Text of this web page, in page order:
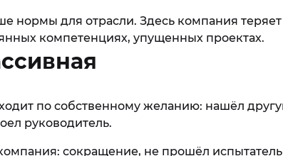
нормы для отрасли. Здесь компания теряет
компетенциях, упущенных проектах.
по собственному желанию: нашёл
руководитель.
сокращение, не прошёл